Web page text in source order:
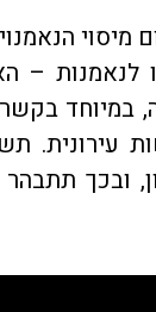
מיסוי
–
עירונית.
ובכך